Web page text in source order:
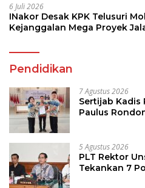
6 Juli 2026
INakor Desak KPK Telusuri
Kejanggalan Mega Proyek
Pendidikan
7 Agustus 2026
Sertijab Kadis
Paulus
5 Agustus 2026
PLT Rektor
Tekankan 7